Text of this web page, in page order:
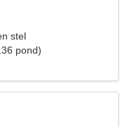
stel
pond)